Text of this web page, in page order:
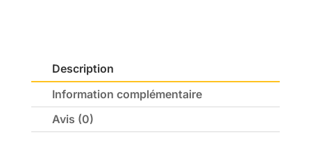
Description
Information complémentaire
Avis (0)